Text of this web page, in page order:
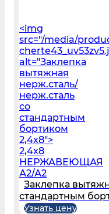
<img
src="/media/
alt="Заклепка
вытяжная
нерж.сталь/
нерж.сталь
со
стандартным
бортиком
2,4х8">
2,4х8
НЕРЖАВЕЮЩАЯ
А2/А2
Заклепка
стандартным
Узнать цену